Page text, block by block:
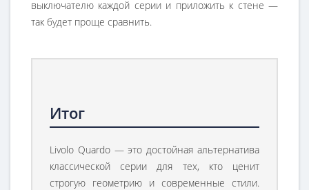
выключателю каждой серии и приложить к стене —
так будет проще сравнить.
Итог
Livolo Quardo — это достойная альтернатива
классической серии для тех, кто ценит
строгую геометрию и современные стили.